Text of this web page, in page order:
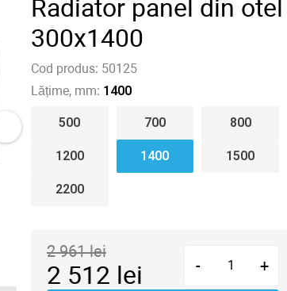
Radiator panel din
300x1400
Cod produs: 50125
Lățime, mm: 1400
500 700 800
1200 1400 1500
2200
2 961lei
2 512 lei - +